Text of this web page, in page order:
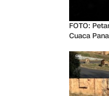
FOTO:
Cuaca